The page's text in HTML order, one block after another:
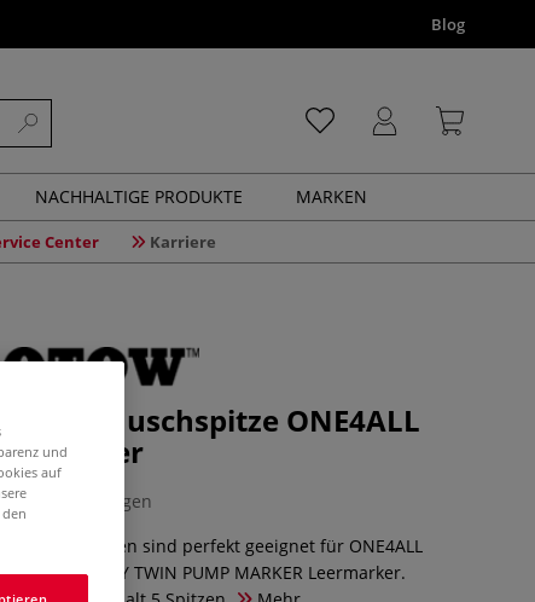
Blog
NACHHALTIGE PRODUKTE MARKEN
Center Karriere
Austauschspitze ONE4ALL
Marker
0 Bewertungen
sind perfekt geeignet für ONE4ALL
und EMPTY TWIN PUMP MARKER Leermarker.
und
auf